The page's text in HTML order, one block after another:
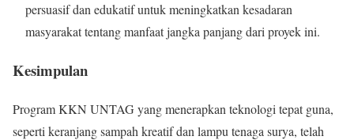
persuasif dan edukatif untuk meningkatkan kesadaran
masyarakat tentang manfaat jangka panjang dari proyek ini.
Kesimpulan
Program KKN UNTAG yang menerapkan teknologi tepat guna,
seperti keranjang sampah kreatif dan lampu tenaga surya, telah